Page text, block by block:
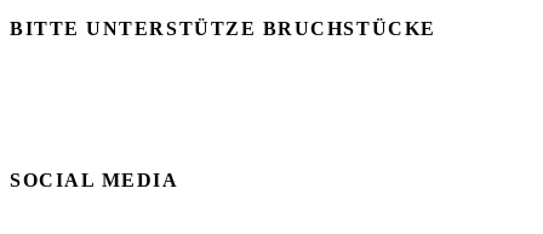
BITTE UNTERSTÜTZE BRUCHSTÜCKE
SOCIAL MEDIA